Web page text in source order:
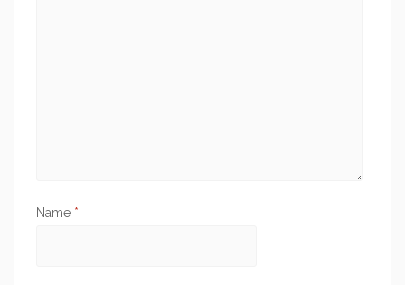
Name *